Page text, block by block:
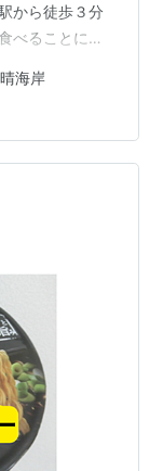
から徒歩３分
べることにし
。
で決めます。
るとですが、
介というと、
、魚介の深い
海岸